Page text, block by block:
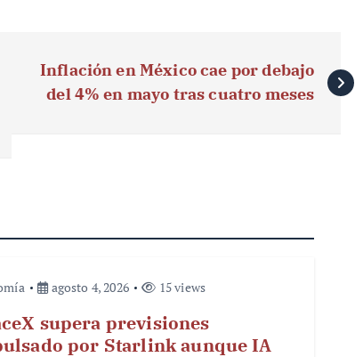
Inflación en México cae por debajo
del 4% en mayo tras cuatro meses
agosto 4, 2026 15 views
supera previsiones
por Starlink aunque IA